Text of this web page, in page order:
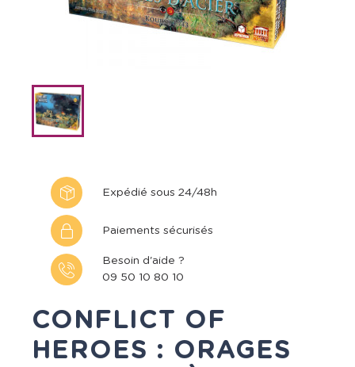
Expédié sous 24/48h
Paiements sécurisés
Besoin d'aide ?
09 50 10 80 10
CONFLICT OF
HEROES : ORAGES